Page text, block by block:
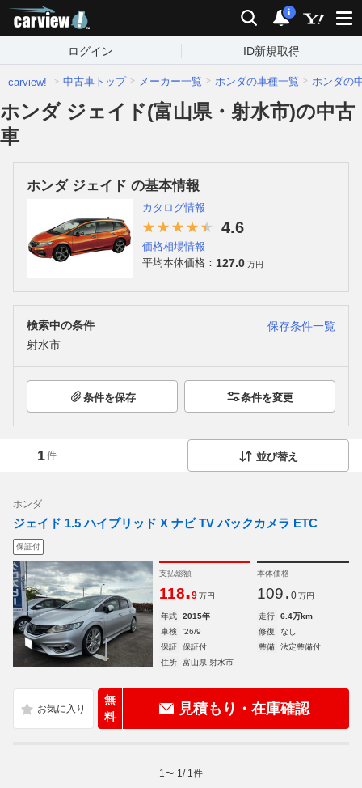
検索 通知
i
ログイン ID新規取得
carview! 中古車トップ メーカー一覧 ホンダの車種一覧 ホンダの
ホンダ ジェイド(富山県・射水市)の中古
車
ホンダ ジェイド の基本情報
カタログ情報
4.6
価格相場情報
平均本体価格： 127.0 万円
検索中の条件
保存条件一覧
射水市
条件を保存 条件を変更
1件 並び替え
ホンダ
ジェイド 1.5 ハイブリッド X ナビ TV バックカメラ ETC
保証付
支払総額
118.9 万円
本体価格
109. 0 万円
年式 2015年 走行
6.4万km
車検
'26/9 修復
なし
保証
保証付 整備
法定整備付
住所
富山県 射水市
無
料
見積もり・在庫確認
1 〜 1 / 1 件